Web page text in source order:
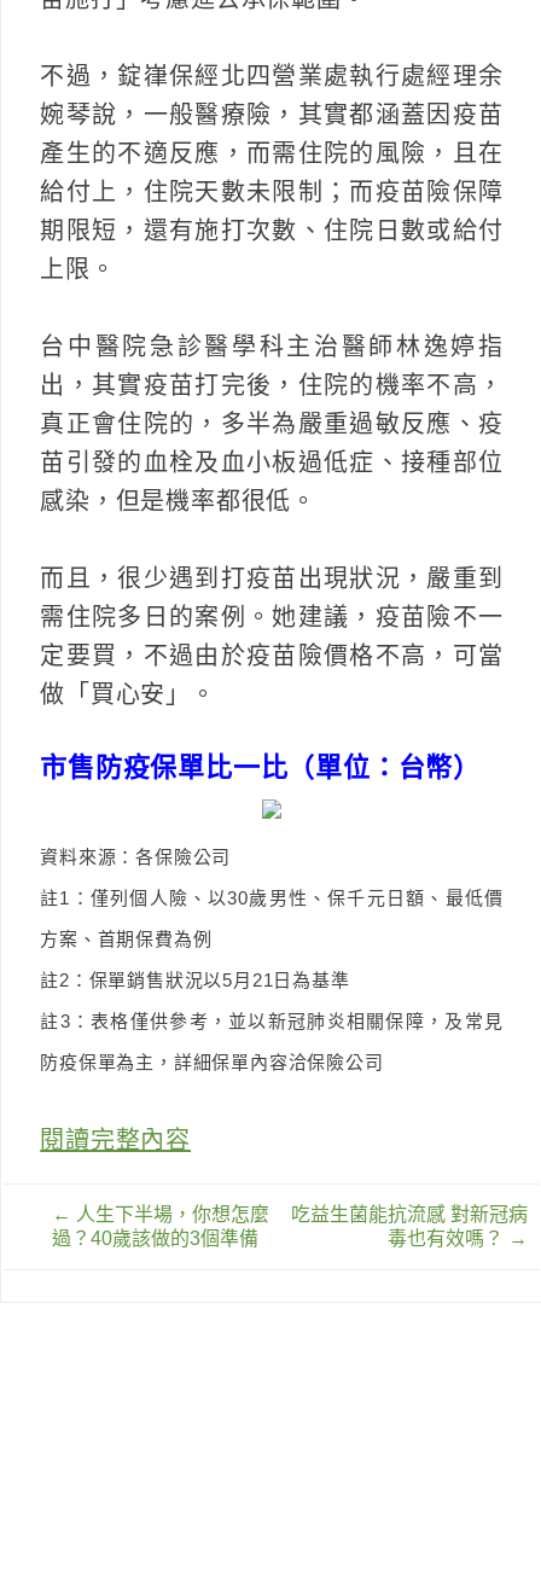
不過，錠嵂保經北四營業處執行處經理余
婉琴說，一般醫療險，其實都涵蓋因疫苗
產生的不適反應，而需住院的風險，且在
給付上，住院天數未限制；而疫苗險保障
期限短，還有施打次數、住院日數或給付
上限。
台中醫院急診醫學科主治醫師林逸婷指
出，其實疫苗打完後，住院的機率不高，
真正會住院的，多半為嚴重過敏反應、疫
苗引發的血栓及血小板過低症、接種部位
感染，但是機率都很低。
而且，很少遇到打疫苗出現狀況，嚴重到
需住院多日的案例。她建議，疫苗險不一
定要買，不過由於疫苗險價格不高，可當
做「買心安」。
市售防疫保單比一比（單位：台幣）
資料來源：各保險公司
註1：僅列個人險、以30歲男性、保千元日額、最低價
方案、首期保費為例
註2：保單銷售狀況以5月21日為基準
註3：表格僅供參考，並以新冠肺炎相關保障，及常見
防疫保單為主，詳細保單內容洽保險公司
閱讀完整內容
文
章
← 人生下半場，你想怎麼
過？40歲該做的3個準備
吃益生菌能抗流感 對新冠病
毒也有效嗎？
→